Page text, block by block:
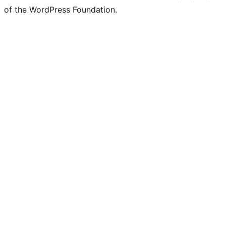
of the WordPress Foundation.